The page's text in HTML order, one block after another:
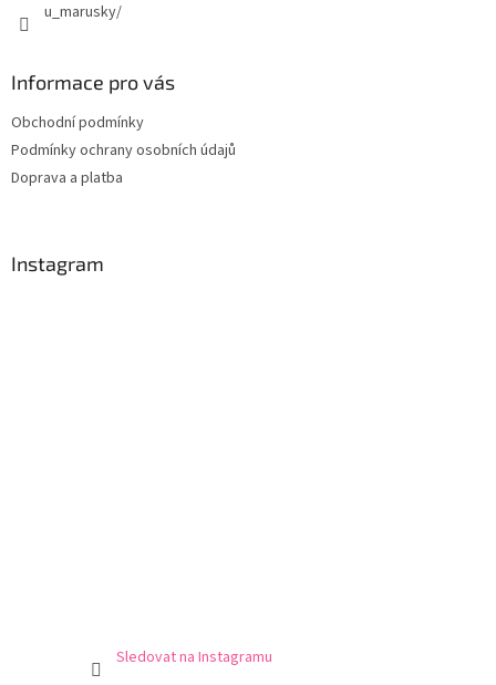
u_marusky/
Informace pro vás
Obchodní podmínky
Podmínky ochrany osobních údajů
Doprava a platba
Instagram
Sledovat na Instagramu